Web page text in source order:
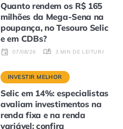
Quanto rendem os R$ 165
milhões da Mega-Sena na
poupança, no Tesouro Selic
e em CDBs?
07/08/26 3 MIN DE LEITURA
INVESTIR MELHOR
Selic em 14%: especialistas
avaliam investimentos na
renda fixa e na renda
variável; confira